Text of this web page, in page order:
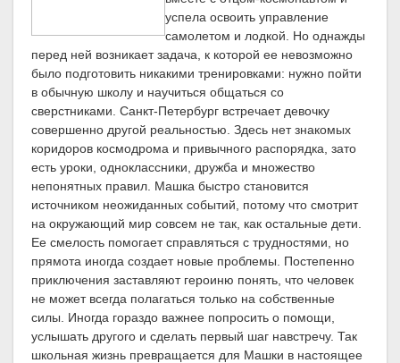
успела освоить управление
самолетом и лодкой. Но однажды
перед ней возникает задача, к которой ее невозможно
было подготовить никакими тренировками: нужно пойти
в обычную школу и научиться общаться со
сверстниками. Санкт-Петербург встречает девочку
совершенно другой реальностью. Здесь нет знакомых
коридоров космодрома и привычного распорядка, зато
есть уроки, одноклассники, дружба и множество
непонятных правил. Машка быстро становится
источником неожиданных событий, потому что смотрит
на окружающий мир совсем не так, как остальные дети.
Ее смелость помогает справляться с трудностями, но
прямота иногда создает новые проблемы. Постепенно
приключения заставляют героиню понять, что человек
не может всегда полагаться только на собственные
силы. Иногда гораздо важнее попросить о помощи,
услышать другого и сделать первый шаг навстречу. Так
школьная жизнь превращается для Машки в настоящее